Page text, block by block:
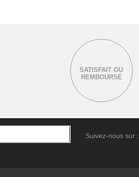
SATISFAIT OU
REMBOURSÉ
Suivez-nous sur :